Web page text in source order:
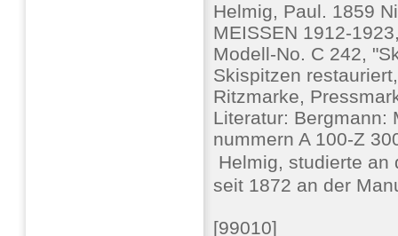
Helmig, Paul. 1859
MEISSEN 1912-
Modell-No. C 242,
Skispitzen
Ritzmarke,
Literatur: Bergmann:
nummern A 100-Z
Helmig, studierte an
seit 1872 an der
[99010]